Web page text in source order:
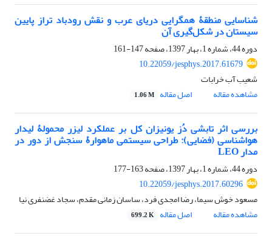
شناسایی منطقۀ همگرایی دریای عرب و نقش رودباد تراز پایین
سیستان در شکل‌گیری آن
دوره 44، شماره 1، بهار 1397، صفحه
147-161
10.22059/jesphys.2017.61679
شعیب آب خرابات
مشاهده مقاله
اصل مقاله 1.06 M
بررسی اثر تابشی دُز یونیزان کل بر عملکرد لیزر محمولۀ لیدار
هواشناسی (فضایی): طراحی سیستمی ماهوارۀ سنجش از دور در
مدار LEO
دوره 44، شماره 1، بهار 1397، صفحه
163-177
10.22059/jesphys.2017.60296
مسعود خوش سیما، رضا امجدی فرد، ساسان زمانی مقدم، سجاد غضنفری نیا
مشاهده مقاله
اصل مقاله 699.2 K